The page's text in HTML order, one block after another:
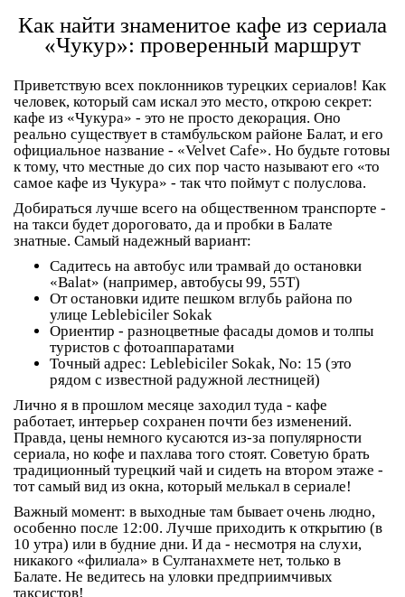
Как найти знаменитое кафе из сериала
«Чукур»: проверенный маршрут
Приветствую всех поклонников турецких сериалов! Как
человек, который сам искал это место, открою секрет:
кафе из «Чукура» - это не просто декорация. Оно
реально существует в стамбульском районе Балат, и его
официальное название - «Velvet Cafe». Но будьте готовы
к тому, что местные до сих пор часто называют его «то
самое кафе из Чукура» - так что поймут с полуслова.
Добираться лучше всего на общественном транспорте -
на такси будет дороговато, да и пробки в Балате
знатные. Самый надежный вариант:
Садитесь на автобус или трамвай до остановки
«Balat» (например, автобусы 99, 55T)
От остановки идите пешком вглубь района по
улице Leblebiciler Sokak
Ориентир - разноцветные фасады домов и толпы
туристов с фотоаппаратами
Точный адрес: Leblebiciler Sokak, No: 15 (это
рядом с известной радужной лестницей)
Лично я в прошлом месяце заходил туда - кафе
работает, интерьер сохранен почти без изменений.
Правда, цены немного кусаются из-за популярности
сериала, но кофе и пахлава того стоят. Советую брать
традиционный турецкий чай и сидеть на втором этаже -
тот самый вид из окна, который мелькал в сериале!
Важный момент: в выходные там бывает очень людно,
особенно после 12:00. Лучше приходить к открытию (в
10 утра) или в будние дни. И да - несмотря на слухи,
никакого «филиала» в Султанахмете нет, только в
Балате. Не ведитесь на уловки предприимчивых
таксистов!